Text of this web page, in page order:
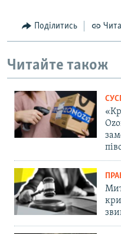
Поділитись
Читайте також